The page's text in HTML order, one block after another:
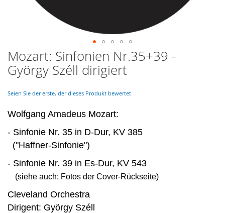
Skip
to
the
of
images
Mozart: Sinfonien Nr.35+39 -
György Széll dirigiert
Seien Sie der erste, der dieses Produkt bewertet
Wolfgang Amadeus Mozart:
- Sinfonie Nr. 35 in D-Dur, KV 385
("Haffner-Sinfonie")
- Sinfonie Nr. 39 in Es-Dur, KV 543
(siehe auch: Fotos der Cover-Rückseite)
Cleveland Orchestra
Dirigent: György Széll